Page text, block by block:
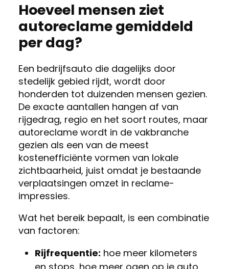
Hoeveel mensen ziet
autoreclame gemiddeld
per dag?
Een bedrijfsauto die dagelijks door
stedelijk gebied rijdt, wordt door
honderden tot duizenden mensen gezien.
De exacte aantallen hangen af van
rijgedrag, regio en het soort routes, maar
autoreclame wordt in de vakbranche
gezien als een van de meest
kostenefficiënte vormen van lokale
zichtbaarheid, juist omdat je bestaande
verplaatsingen omzet in reclame-
impressies.
Wat het bereik bepaalt, is een combinatie
van factoren:
Rijfrequentie: hoe meer kilometers